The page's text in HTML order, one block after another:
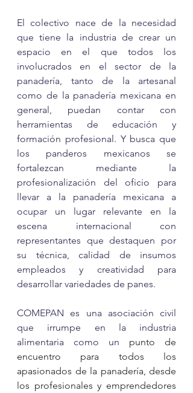
El colectivo nace de la necesidad
que tiene la industria de crear un
espacio en el que todos los
involucrados en el sector de la
panadería, tanto de la artesanal
como de la panadería mexicana en
general, puedan contar con
herramientas de educación y
formación profesional. Y busca que
los panderos mexicanos se
fortalezcan mediante la
profesionalización del oficio para
llevar a la panadería mexicana a
ocupar un lugar relevante en la
escena internacional con
representantes que destaquen por
su técnica, calidad de insumos
empleados y creatividad para
desarrollar variedades de panes.
COMEPAN es una asociación civil
que irrumpe en la industria
alimentaria como un punto de
encuentro para todos los
apasionados de la panadería, desde
los profesionales y emprendedores